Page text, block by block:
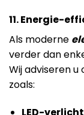
11. Energie-
Als moderne
verder dan
Wij adviseren u
zoals: